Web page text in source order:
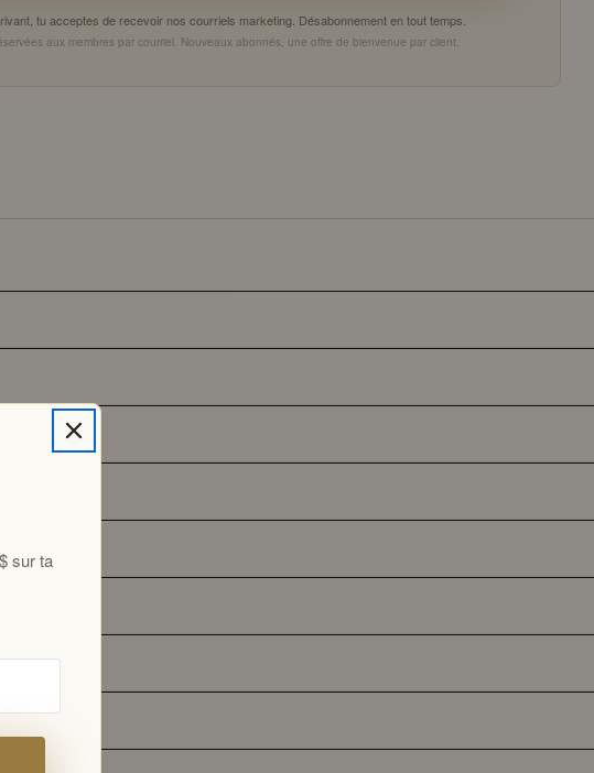
tu acceptes de recevoir nos courriels marketing. Désabonnement en tout temps.
aux membres par courriel. Nouveaux abonnés, une offre de bienvenue par client.
sur ta